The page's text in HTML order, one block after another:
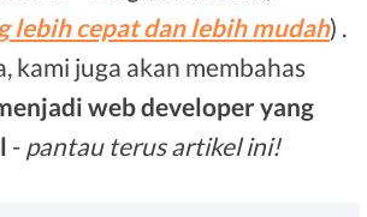
lebih cepat dan lebih mudah) .
kami juga akan membahas
web developer yang
- pantau terus artikel ini!